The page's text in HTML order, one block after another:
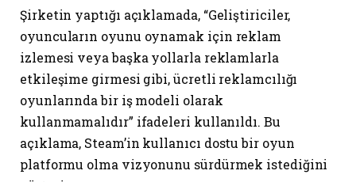
Şirketin yaptığı açıklamada, “Geliştiriciler,
oyuncuların oyunu oynamak için reklam
izlemesi veya başka yollarla reklamlarla
etkileşime girmesi gibi, ücretli reklamcılığı
oyunlarında bir iş modeli olarak
kullanmamalıdır” ifadeleri kullanıldı. Bu
açıklama, Steam’in kullanıcı dostu bir oyun
platformu olma vizyonunu sürdürmek istediğini